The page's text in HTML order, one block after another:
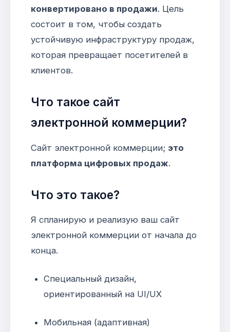
конвертировано в продажи. Цель
состоит в том, чтобы создать
устойчивую инфраструктуру продаж,
которая превращает посетителей в
клиентов.
Что такое сайт
электронной коммерции?
Сайт электронной коммерции; это
платформа цифровых продаж.
Что это такое?
Я спланирую и реализую ваш сайт
электронной коммерции от начала до
конца.
Специальный дизайн,
ориентированный на UI/UX
Мобильная (адаптивная)